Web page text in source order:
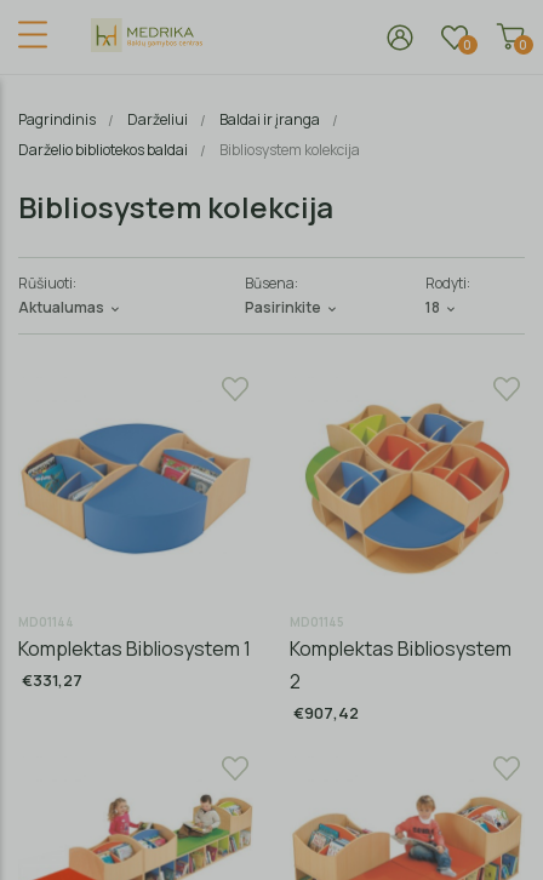
0 0
Pagrindinis Darželiui
Baldai ir įranga
Darželio bibliotekos baldai
Bibliosystem kolekcija
Bibliosystem kolekcija
Rūšiuoti:
Aktualumas
Būsena:
Pasirinkite
Rodyti:
18
MD01144
Komplektas Bibliosystem 1
€331,27
MD01145
Komplektas Bibliosystem
2
€907,42